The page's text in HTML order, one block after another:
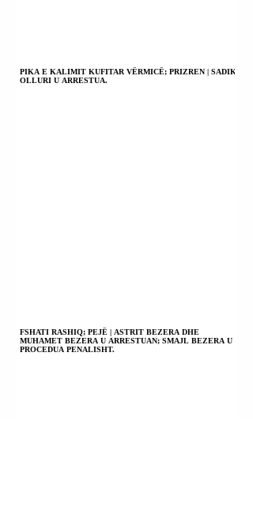
PIKA E KALIMIT KUFITAR VËRMICË; PRIZREN | SADIK
OLLURI U ARRESTUA.
FSHATI RASHIQ; PEJË | ASTRIT BEZERA DHE
MUHAMET BEZERA U ARRESTUAN; SMAJL BEZERA U
PROCEDUA PENALISHT.